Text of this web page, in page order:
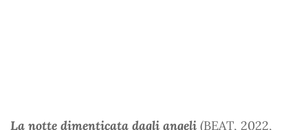
La notte dimenticata dagli angeli (BEAT, 2022,